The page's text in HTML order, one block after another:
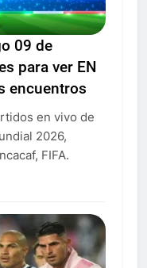
09 de
para ver EN
encuentros
en vivo de
2026,
FIFA.